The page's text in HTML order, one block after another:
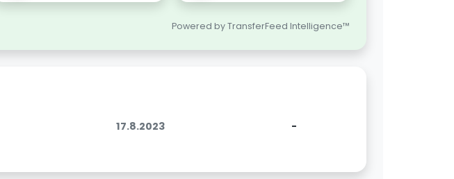
Powered by TransferFeed Intelligence™
17.8.2023 -